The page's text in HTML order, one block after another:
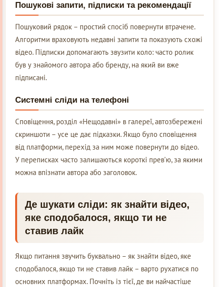
Пошукові запити, підписки та рекомендації
Пошуковий рядок – простий спосіб повернути втрачене.
Алгоритми враховують недавні запити та показують схожі
відео. Підписки допомагають звузити коло: часто ролик
був у знайомого автора або бренду, на який ви вже
підписані.
Системні сліди на телефоні
Сповіщення, розділ «Нещодавні» в галереї, автозбережені
скриншоти – усе це дає підказки. Якщо було сповіщення
від платформи, перехід за ним може повернути до відео.
У переписках часто залишаються короткі прев’ю, за якими
можна впізнати автора або заголовок.
Де шукати сліди: як знайти відео,
яке сподобалося, якщо ти не
ставив лайк
Якщо питання звучить буквально – як знайти відео, яке
сподобалося, якщо ти не ставив лайк – варто рухатися по
основних платформах. Почніть із тієї, де ви найчастіше